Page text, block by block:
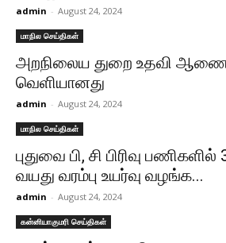
admin - August 24, 2024
மாநில செய்திகள்
அறநிலைய துறை உதவி ஆணையர்
வெளியானது
admin - August 24, 2024
மாநில செய்திகள்
புதுவை பி, சி பிரிவு
வயது வரம்பு உயர்வு வழங்க...
admin - August 24, 2024
கன்னியாகுமரி செய்திகள்